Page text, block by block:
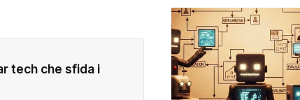
tech che sfida i